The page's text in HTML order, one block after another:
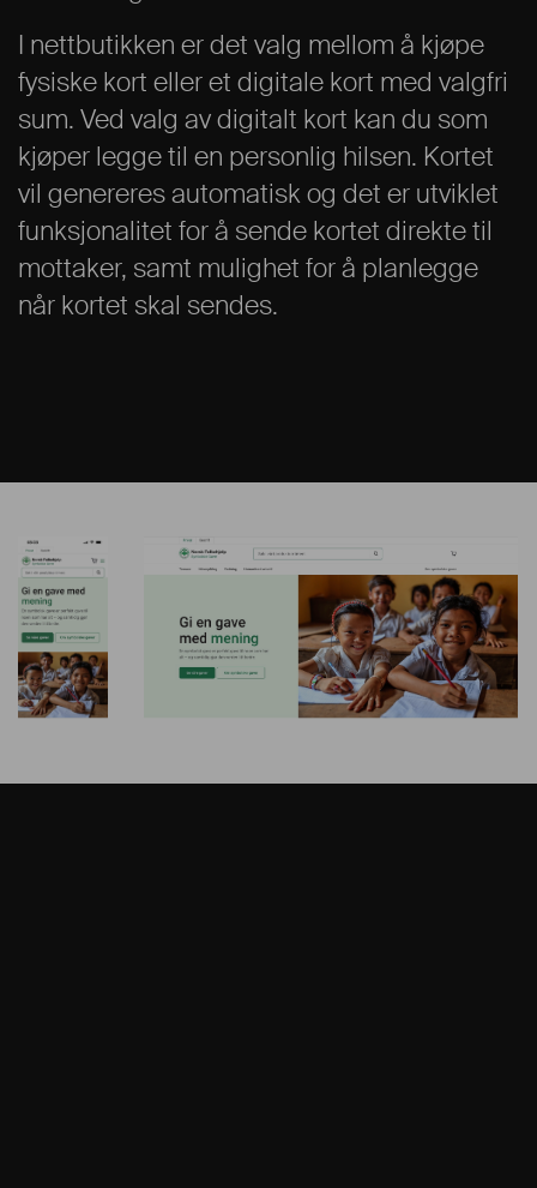
I nettbutikken er det valg mellom å kjøpe
fysiske kort eller et digitale kort med valgfri
sum. Ved valg av digitalt kort kan du som
kjøper legge til en personlig hilsen. Kortet
vil genereres automatisk og det er utviklet
funksjonalitet for å sende kortet direkte til
mottaker, samt mulighet for å planlegge
når kortet skal sendes.